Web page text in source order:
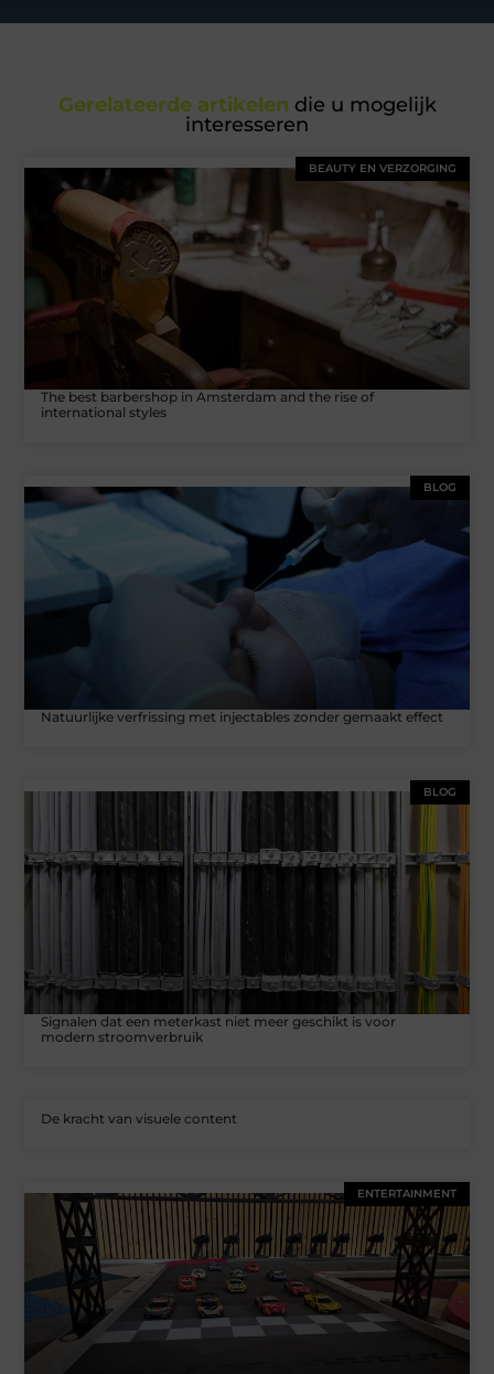
Gerelateerde artikelen die u mogelijk
interesseren
BEAUTY EN VERZORGING
The best barbershop in Amsterdam and the rise of
international styles
BLOG
Natuurlijke verfrissing met injectables zonder gemaakt effect
BLOG
Signalen dat een meterkast niet meer geschikt is voor
modern stroomverbruik
De kracht van visuele content
ENTERTAINMENT